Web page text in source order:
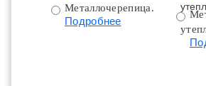
Металлочерепица.
Подробнее